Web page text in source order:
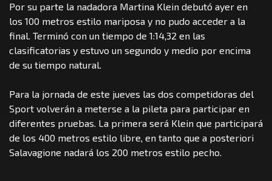
Por su parte la nadadora Martina Klein debutó ayer en
los 100 metros estilo mariposa y no pudo acceder a la
final. Terminó con un tiempo de 1:14,32 en las
clasificatorias y estuvo un segundo y medio por encima
de su tiempo natural.
Para la jornada de este jueves las dos competidoras del
Sport volverán a meterse a la pileta para participar en
diferentes pruebas. La primera será Klein que participará
de los 400 metros estilo libre, en tanto que a posteriori
Salavagione nadará los 200 metros estilo pecho.